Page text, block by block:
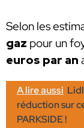
Selon les
gaz pour un
euros par an
A lire aussi
réduction sur
PARKSIDE !